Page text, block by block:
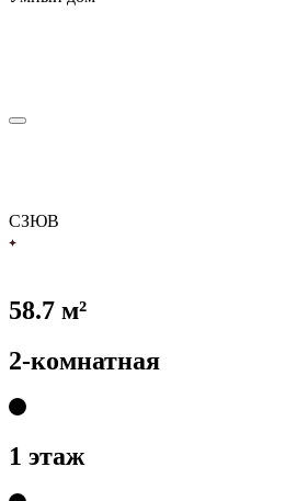
СЗЮВ
58.7 м²
2-комнатная
1 этаж